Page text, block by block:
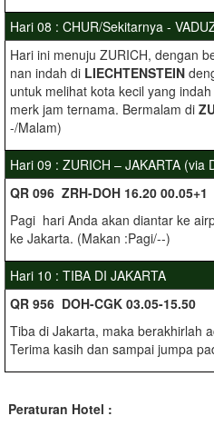
Hari 08 : CHUR/Sekitarnya -
Hari ini menuju ZURICH, dengan
nan indah di LIECHTENSTEIN
untuk melihat kota kecil yang
merk jam ternama. Bermalam di
-/Malam)
Hari 09 : ZURICH – JAKARTA (via
QR 096 ZRH-DOH 16.20 00.05+1
Pagi hari Anda akan diantar ke
ke Jakarta. (Makan :Pagi/--)
Hari 10 : TIBA DI JAKARTA
QR 956 DOH-CGK 03.05-15.50
Tiba di Jakarta, maka berakhirlah
Terima kasih dan sampai jumpa
Peraturan Hotel :